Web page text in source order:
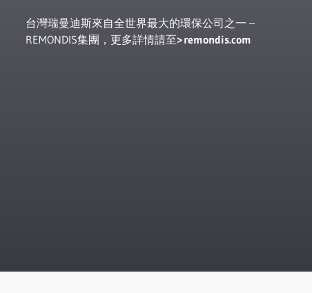
台灣瑞曼迪斯來自全世界最大的環保公司之一 –
REMONDIS集團，更多詳情請至 remondis.com